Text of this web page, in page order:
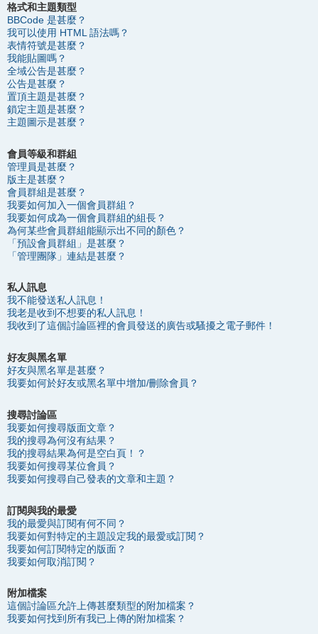
格式和主題類型
BBCode 是甚麼？
我可以使用 HTML 語法嗎？
表情符號是甚麼？
我能貼圖嗎？
全域公告是甚麼？
公告是甚麼？
置頂主題是甚麼？
鎖定主題是甚麼？
主題圖示是甚麼？
會員等級和群組
管理員是甚麼？
版主是甚麼？
會員群組是甚麼？
我要如何加入一個會員群組？
我要如何成為一個會員群組的組長？
為何某些會員群組能顯示出不同的顏色？
「預設會員群組」是甚麼？
「管理團隊」連結是甚麼？
私人訊息
我不能發送私人訊息！
我老是收到不想要的私人訊息！
我收到了這個討論區裡的會員發送的廣告或騷擾之電子郵件！
好友與黑名單
好友與黑名單是甚麼？
我要如何於好友或黑名單中增加/刪除會員？
搜尋討論區
我要如何搜尋版面文章？
我的搜尋為何沒有結果？
我的搜尋結果為何是空白頁！？
我要如何搜尋某位會員？
我要如何搜尋自己發表的文章和主題？
訂閱與我的最愛
我的最愛與訂閱有何不同？
我要如何對特定的主題設定我的最愛或訂閱？
我要如何訂閱特定的版面？
我要如何取消訂閱？
附加檔案
這個討論區允許上傳甚麼類型的附加檔案？
我要如何找到所有我已上傳的附加檔案？